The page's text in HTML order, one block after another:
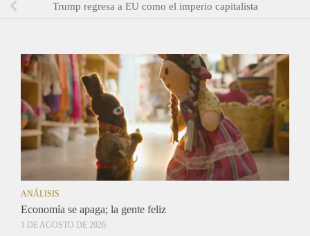
Trump regresa a EU como el imperio capitalista
ANÁLISIS
Economía se apaga; la gente feliz
1 DE AGOSTO DE 2026